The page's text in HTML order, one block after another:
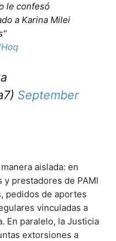
le confesó
a Karina Milei
September
aislada: en
prestadores de PAMI
pedidos de aportes
vinculadas a
En paralelo, la Justicia
extorsiones a